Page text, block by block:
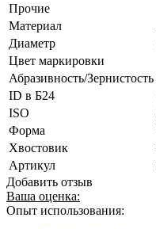
Прочие
Материал
Диаметр
Цвет маркировки
Абразивность/Зернистость
ID в Б24
ISO
Форма
Хвостовик
Артикул
Добавить отзыв
Ваша оценка:
Опыт использования: